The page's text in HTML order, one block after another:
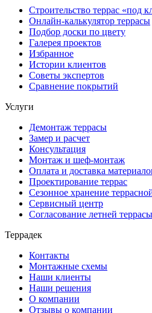
Строительство террас «под
Онлайн-калькулятор террасы
Подбор доски по цвету
Галерея проектов
Избранное
Истории клиентов
Советы экспертов
Сравнение покрытий
Услуги
Демонтаж террасы
Замер и расчет
Консультация
Монтаж и шеф-монтаж
Оплата и доставка
Проектирование террас
Сезонное хранение
Сервисный центр
Согласование летней
Террадек
Контакты
Монтажные схемы
Наши клиенты
Наши решения
О компании
Отзывы о компании